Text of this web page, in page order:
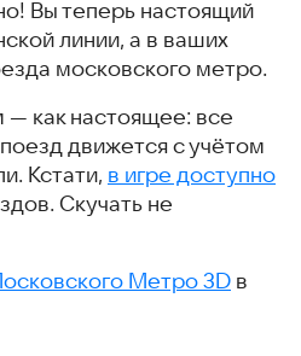
Вы теперь настоящий
линии, а в ваших
московского метро.
как настоящее: все
движется с учётом
Кстати, в игре доступно
Скучать не
Метро 3D в